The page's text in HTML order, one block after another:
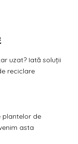
uzat? Iată soluții
reciclare
plantelor de
asta